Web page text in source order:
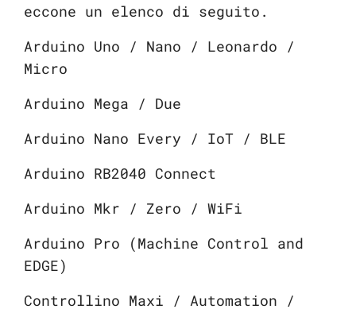
eccone un elenco di seguito.
Arduino Uno / Nano / Leonardo /
Micro
Arduino Mega / Due
Arduino Nano Every / IoT / BLE
Arduino RB2040 Connect
Arduino Mkr / Zero / WiFi
Arduino Pro (Machine Control and
EDGE)
Controllino Maxi / Automation /